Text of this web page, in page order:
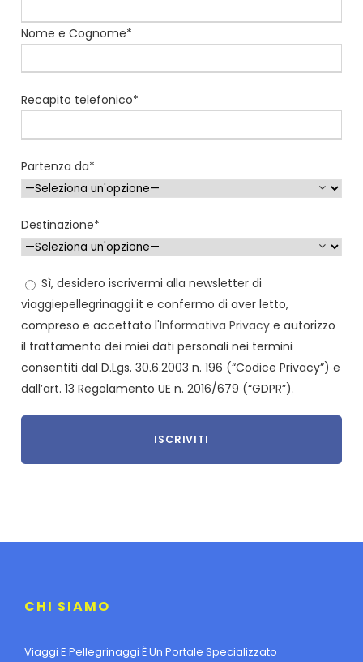
Nome e Cognome*
Recapito telefonico*
Partenza da*
Destinazione*
Sì, desidero iscrivermi alla newsletter di
viaggiepellegrinaggi.it e confermo di aver letto,
compreso e accettato l'Informativa Privacy e autorizzo
il trattamento dei miei dati personali nei termini
consentiti dal D.Lgs. 30.6.2003 n. 196 (“Codice Privacy”) e
dall’art. 13 Regolamento UE n. 2016/679 (“GDPR”).
CHI SIAMO
Viaggi E Pellegrinaggi È Un Portale Specializzato